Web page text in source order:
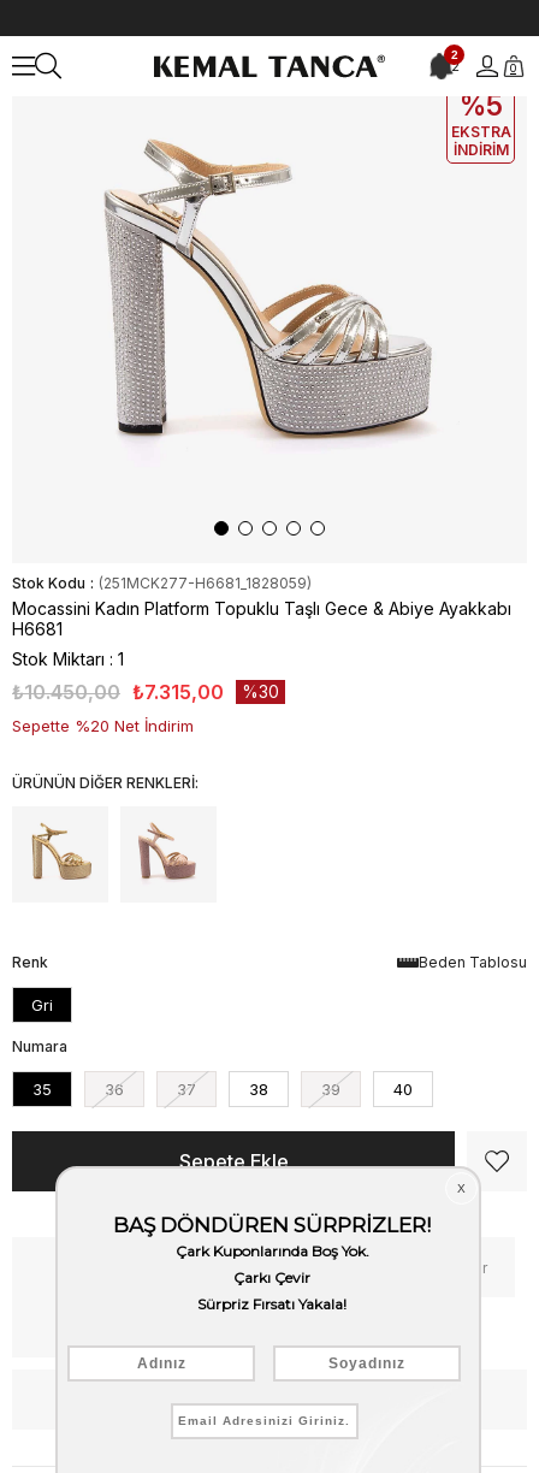
2
2 0
EKLE5
%5
EKSTRA
İNDİRİM
Stok Kodu (251MCK277-H6681_1828059)
Mocassini Kadın Platform Topuklu Taşlı Gece & Abiye Ayakkabı
H6681
Stok Miktarı : 1
₺10.450,00 ₺7.315,00 30
Sepette %20 Net İndirim
ÜRÜNÜN DİĞER RENKLERİ:
Beden Tablosu
Renk
Gri
Numara
35 36 37 38 39 40
Fiyat Düşünce Haber Ver
WhatsApp’tan Bilgi Al